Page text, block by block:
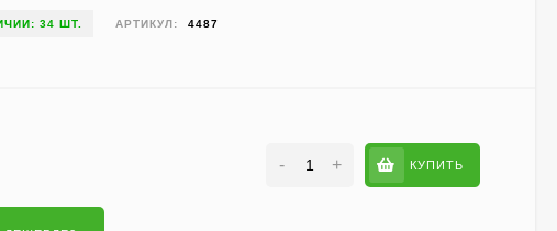
34 ШТ. АРТИКУЛ: 4487
- + КУПИТЬ
Гортензия Саммер Лав
(Summer Love)